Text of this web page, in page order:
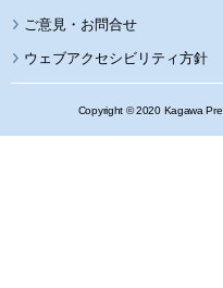
ウェブアクセシビリティ方針
Copyright © 2020 Kagawa